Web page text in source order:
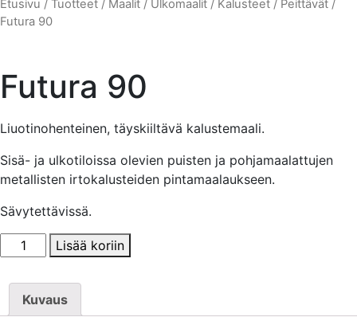
Etusivu / Tuotteet / Maalit / Ulkomaalit / Kalusteet / Peittävät /
Futura 90
Futura 90
Liuotinohenteinen, täyskiiltävä kalustemaali.
Sisä- ja ulkotiloissa olevien puisten ja pohjamaalattujen
metallisten irtokalusteiden pintamaalaukseen.
Sävytettävissä.
Futura
90
määrä
Lisää koriin
Kuvaus